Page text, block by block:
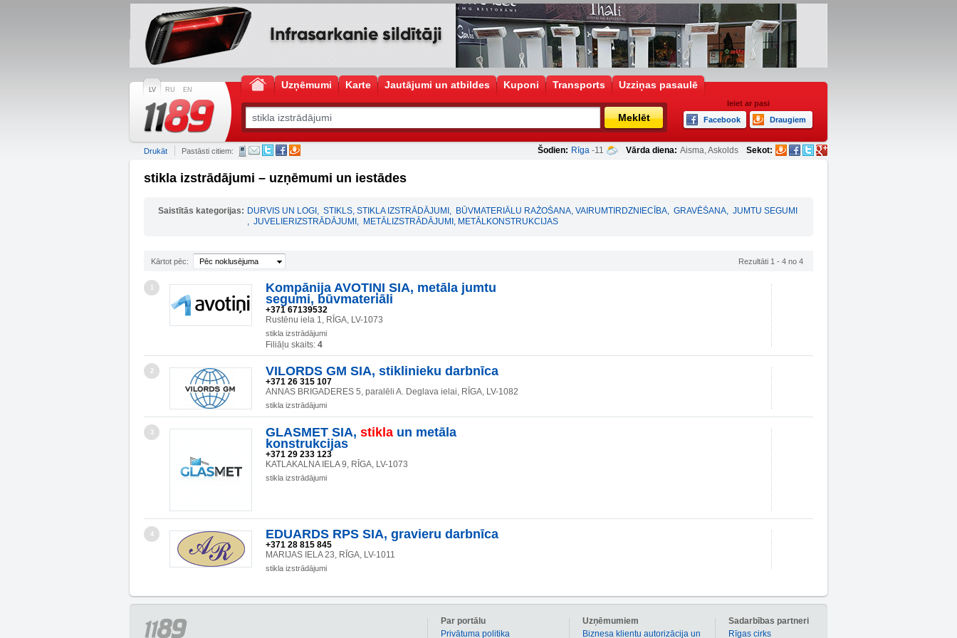
LV RU EN Uzņēmumi Karte Jautājumi un atbildes Kuponi Transports Uzziņas pasaulē
Meklēt
Ieiet ar pasi
Facebook
Draugiem
Šodien: Rīga -11 Vārda diena: Aisma, Askolds Sekot:
Drukāt Pastāsti citiem:
stikla izstrādājumi – uzņēmumi un iestādes
Saistītās kategorijas: DURVIS UN LOGI , STIKLS, STIKLA IZSTRĀDĀJUMI , BŪVMATERIĀLU RAŽOŠANA, VAIRUMTIRDZNIECĪBA, GRAVĒŠANA, JUMTU SEGUMI
, JUVELIERIZSTRĀDĀJUMI , METĀLIZSTRĀDĀJUMI, METĀLKONSTRUKCIJAS
Kārtot pēc: Pēc noklusējuma Rezultāti 1 - 4 no 4
1
Kompānija AVOTIŅI SIA, metāla jumtu
segumi, būvmateriāli
+371 67139532
Rustēnu iela 1, RĪGA, LV-1073
stikla izstrādājumi
Filiāļu skaits: 4
2 VILORDS GM SIA, stiklinieku darbnīca
+371 26 315 107
ANNAS BRIGADERES 5, paralēli A. Deglava ielai, RĪGA, LV-1082
stikla izstrādājumi
3 GLASMET SIA, stikla un metāla
konstrukcijas
+371 29 233 123
KATLAKALNA IELA 9, RĪGA, LV-1073
stikla izstrādājumi
4 EDUARDS RPS SIA, gravieru darbnīca
+371 28 815 845
MARIJAS IELA 23, RĪGA, LV-1011
stikla izstrādājumi
Sadarbības partneri
Rīgas cirks
Uzņēmumiem
Biznesa klientu autorizācija un
Par portālu
Privātuma politika